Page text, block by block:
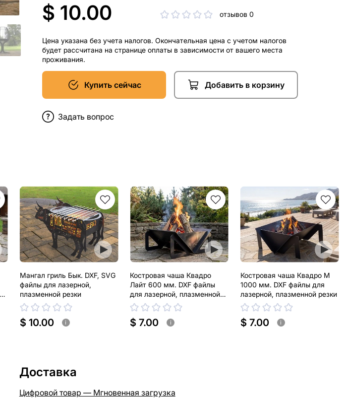
$ 10.00 отзывов 0
Цена указана без учета налогов. Окончательная цена с учетом налогов
будет рассчитана на странице оплаты в зависимости от вашего места
проживания.
Купить сейчас Добавить в корзину
Задать вопрос
Мангал гриль Бык. DXF, SVG
файлы для лазерной,
плазменной резки
$ 10.00 i
Костровая чаша Квадро
Лайт 600 мм. DXF файлы
для лазерной, плазменной
резки
$ 7.00 i
Костровая чаша Квадро М
1000 мм. DXF файлы для
лазерной, плазменной резки
$ 7.00 i
Доставка
Цифровой товар — Мгновенная загрузка